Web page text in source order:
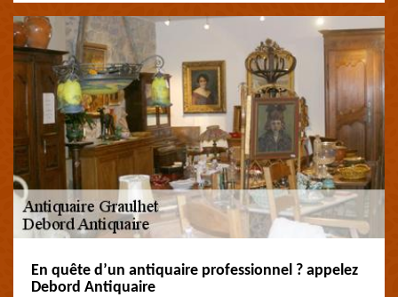
En quête d’un antiquaire professionnel ? appelez
Debord Antiquaire